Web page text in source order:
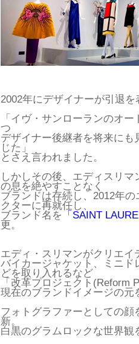
2002年にデザイナーが引退
「イヴ・サンローランのオ
つ
デザイナー後継者を将来に
じた」
とさえ言われました。
しかしその後、エディスリ
の息を絶やすことなく
ブランドは存続し、2012年
クターに再就任し、
ブランド名を 「SAINT
更。
エディ・スリマンがクリエ
バイカージャケット、ミニ
どを取り入れるなど
「改革プロジェクト(Reform
現在のブランドイメージの元
フォトグラファーとしての
新。
白黒のグラムロックな世界観